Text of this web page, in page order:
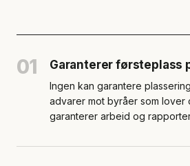
01 Garanterer førsteplass
Ingen kan garantere
advarer mot byråer som lover
garanterer arbeid og